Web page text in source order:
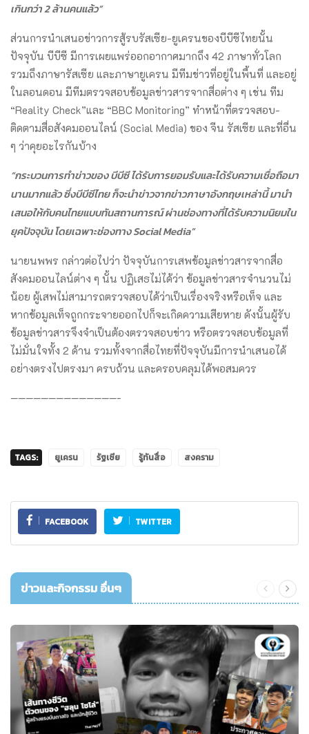
เกินกว่า 2 ล้านคนแล้ว”
ส่วนการนำเสนอข่าวการสู้รบรัสเซีย-ยูเครนของบีบีซีไทยนั้น
ปัจจุบัน บีบีซี มีการเผยแพร่ออกอากาศมากถึง 42 ภาษาทั่วโลก
รวมถึงภาษารัสเซีย และภาษายูเครน มีทีมข่าวที่อยู่ในพื้นที่ และอยู่
ในลอนดอน มีทีมตรวจสอบข้อมูลข่าวสารจากสื่อต่าง ๆ เช่น ทีม
“Reality Check”และ “BBC Monitoring” ทำหน้าที่ตรวจสอบ-
ติดตามสื่อสังคมออนไลน์ (Social Media) ของ จีน รัสเซีย และที่อื่น
ๆ ว่าคุยอะไรกันบ้าง
“กระบวนการทำข่าวของ บีบีซี ได้รับการยอมรับและได้รับความเชื่อถือมา
นานมากแล้ว ซึ่งบีบีซีไทย ก็จะนำข่าวจากข่าวภาษาอังกฤษเหล่านี้ มานำ
เสนอให้กับคนไทยแบบทันสถานการณ์ ผ่านช่องทางที่ได้รับความนิยมใน
ยุคปัจจุบัน โดยเฉพาะช่องทางSocial Media”
นายนพพร กล่าวต่อไปว่า ปัจจุบันการเสพข้อมูลข่าวสารจากสื่อ
สังคมออนไลน์ต่าง ๆ นั้น ปฏิเสธไม่ได้ว่า ข้อมูลข่าวสารจำนวนไม่
น้อย ผู้เสพไม่สามารถตรวจสอบได้ว่าเป็นเรื่องจริงหรือเท็จ และ
หากข้อมูลเท็จถูกกระจายออกไปก็จะเกิดความเสียหาย ดังนั้นผู้รับ
ข้อมูลข่าวสารจึงจำเป็นต้องตรวจสอบข่าว หรือตรวจสอบข้อมูลที่
ไม่มั่นใจทั้ง 2 ด้าน รวมทั้งจากสื่อไทยที่ปัจจุบันมีการนำเสนอได้
อย่างตรงไปตรงมา ครบถ้วน และครอบคลุมได้พอสมควร
——————————————-
TAGS: ยูเครน รัฐเซีย รู้ทันสื่อ สงคราม
FACEBOOK TWITTER
ข่าวและกิจกรรม อื่นๆ